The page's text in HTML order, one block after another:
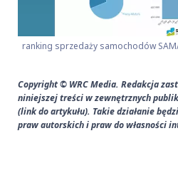
ranking sprzedaży samochodów
Copyright © WRC Media. Redakcja
niniejszej treści w zewnętrznych
(link do artykułu). Takie działanie
praw autorskich i praw do własności